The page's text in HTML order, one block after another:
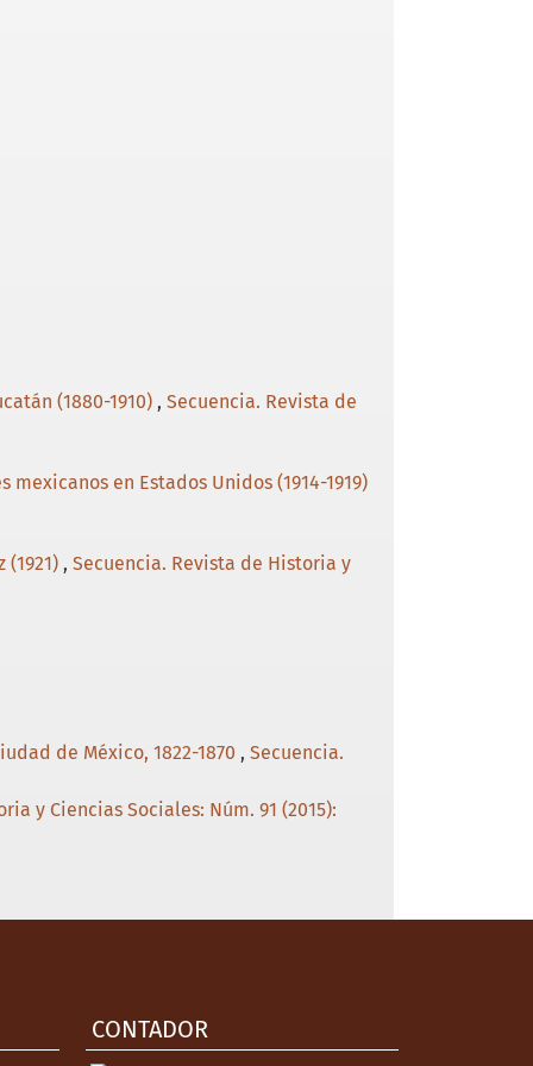
(1880-1910) , Secuencia. Revista de
en Estados Unidos (1914-1919)
, Secuencia. Revista de Historia y
de México, 1822-1870 , Secuencia.
y Ciencias Sociales: Núm. 91 (2015):
CONTADOR